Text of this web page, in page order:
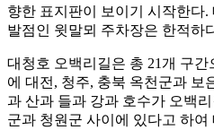
향한 표지판이 보이기 시작한다
발점인 윗말뫼 주차장은 한적하
대청호 오백리길은 총 21개 구
에 대전, 청주, 충북 옥천군과 보
과 산과 들과 강과 호수가 오백
군과 청원군 사이에 있다고 하여